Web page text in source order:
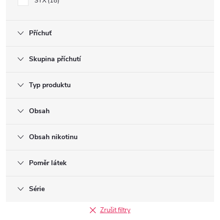
Příchuť
Skupina příchutí
Typ produktu
Obsah
Obsah nikotinu
Poměr látek
Série
Zrušit filtry